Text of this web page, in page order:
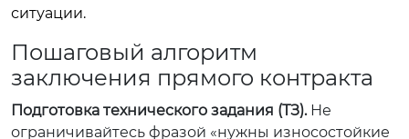
ситуации.
Пошаговый алгоритм
заключения прямого контракта
Подготовка технического задания (ТЗ).Не
ограничивайтесь фразой «нужны износостойкие